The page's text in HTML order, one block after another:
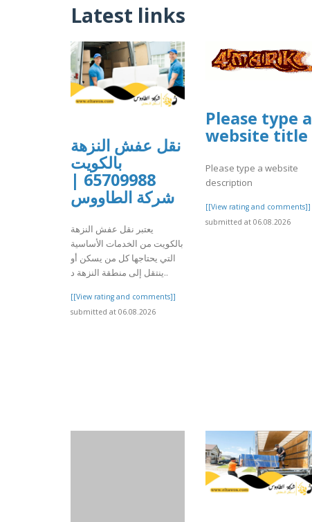
Latest links
نقل عفش النزهة
بالكويت
65709988 |
شركة الطاووس
يعتبر نقل عفش النزهة
بالكويت من الخدمات الأساسية
التي يحتاجها كل من يسكن أو
ينتقل إلى منطقة النزهة د..
[[View rating and comments]]
submitted at 06.08.2026
Please type a
website title
Please type a website
description
[[View rating and comments]]
submitted at 06.08.2026